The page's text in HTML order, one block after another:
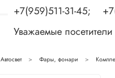
+7(959)511-31-45;
Уважаемые
Автосвет Фары, фонари